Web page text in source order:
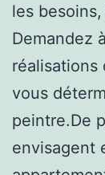
les
Demandez
réalisations
vous
peintre.De
envisagent